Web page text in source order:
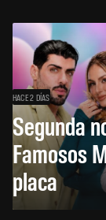
HACE 2 DÍAS
Segunda
Famosos
placa